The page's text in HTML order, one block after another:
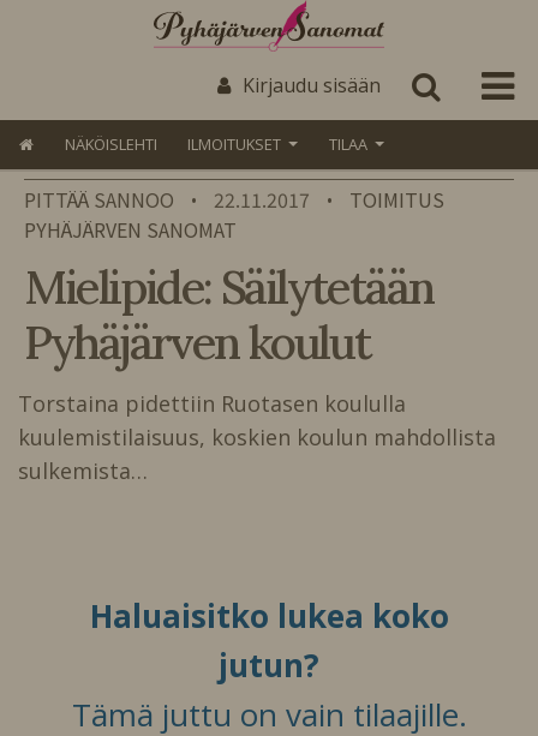
Kirjaudu sisään
NÄKÖISLEHTI ILMOITUKSET TILAA
PITTÄÄ SANNOO • 22.11.2017 •
TOIMITUS
PYHÄJÄRVEN SANOMAT
Mielipide: Säilytetään
Pyhäjärven koulut
Torstaina pidettiin Ruotasen koululla
kuulemistilaisuus, koskien koulun mahdollista
sulkemista…
Haluaisitko lukea koko
jutun?
Tämä juttu on vain tilaajille.